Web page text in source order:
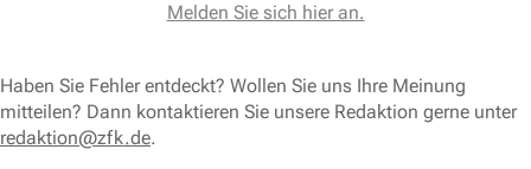
Melden Sie sich hier an.
Haben Sie Fehler entdeckt? Wollen Sie uns Ihre Meinung
mitteilen? Dann kontaktieren Sie unsere Redaktion gerne unter
redaktion@zfk.de.